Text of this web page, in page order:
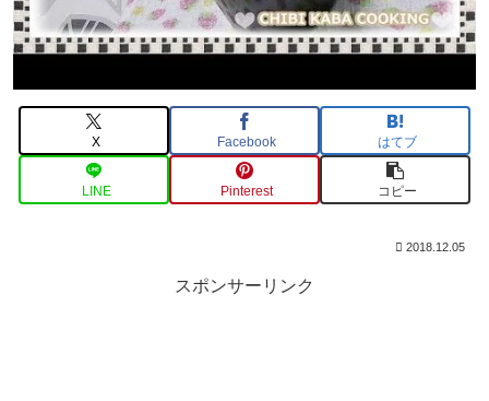
X Facebook はてブ
LINE Pinterest コピー
2018.12.05
スポンサーリンク